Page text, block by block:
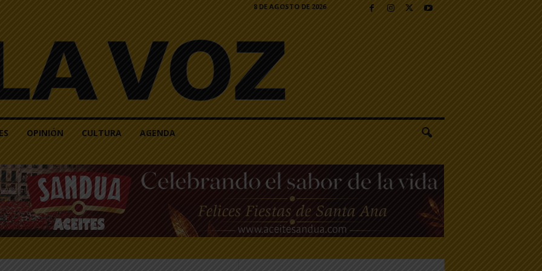
8 DE AGOSTO DE 2026
OPINIÓN CULTURA AGENDA